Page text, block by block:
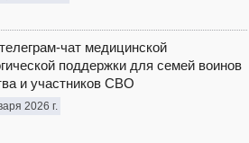
чат медицинской
поддержки для семей воинов
и участников СВО
2026 г.